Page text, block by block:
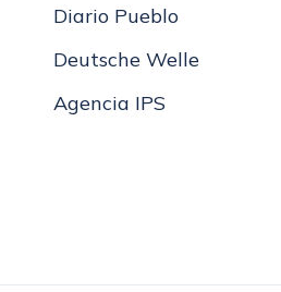
Diario Pueblo
Deutsche Welle
Agencia IPS